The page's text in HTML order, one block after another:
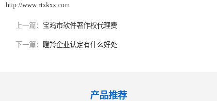
http://www.rtxkxx.com
上一篇： 宝鸡市软件著作权代理费
下一篇： 瞪羚企业认定有什么好处
产品推荐